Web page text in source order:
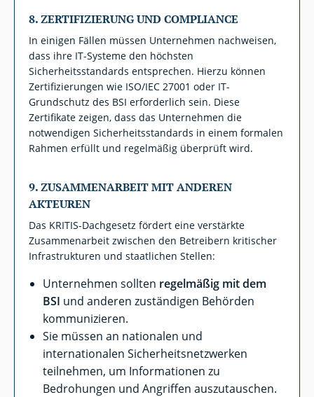
8.ZERTIFIZIERUNG UND COMPLIANCE
In einigen Fällen müssen Unternehmen nachweisen,
dass ihre IT-Systeme den höchsten
Sicherheitsstandards entsprechen. Hierzu können
Zertifizierungen wie ISO/IEC 27001 oder IT-
Grundschutz des BSI erforderlich sein. Diese
Zertifikate zeigen, dass das Unternehmen die
notwendigen Sicherheitsstandards in einem formalen
Rahmen erfüllt und regelmäßig überprüft wird.
9.ZUSAMMENARBEIT MIT ANDEREN
AKTEUREN
Das KRITIS-Dachgesetz fördert eine verstärkte
Zusammenarbeit zwischen den Betreibern kritischer
Infrastrukturen und staatlichen Stellen:
Unternehmen sollten regelmäßig mit dem
BSI und anderen zuständigen Behörden
kommunizieren.
Sie müssen an nationalen und
internationalen Sicherheitsnetzwerken
teilnehmen, um Informationen zu
Bedrohungen und Angriffen auszutauschen.